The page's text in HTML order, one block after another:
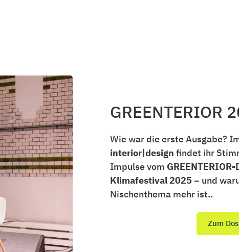
GREENTERIOR
Wie war die erste Ausgabe?
interior|designfindet ihr
Impulse vom
Klimafestival 2025– und
Nischenthema mehr ist..
Zum